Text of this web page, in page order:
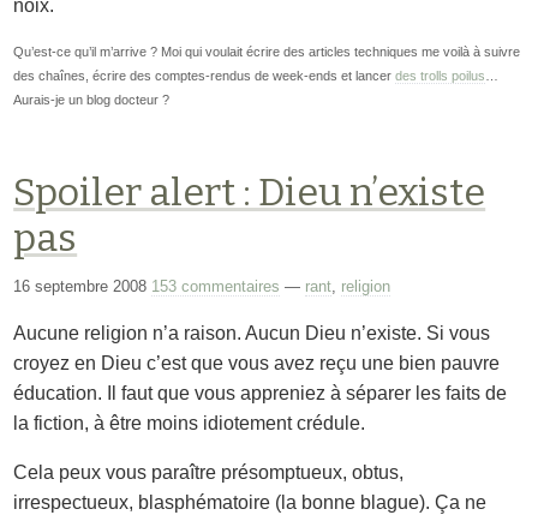
noix.
Qu’est-ce qu’il m’arrive ? Moi qui voulait écrire des articles techniques me voilà à suivre
des chaînes, écrire des comptes-rendus de week-ends et lancerdes trolls poilus
Aurais-je un blog docteur ?
Spoiler alert : Dieu n’existe
pas
16 septembre 2008 153 commentaires — rant, religion
Aucune religion n’a raison. Aucun Dieu n’existe. Si vous
croyez en Dieu c’est que vous avez reçu une bien pauvre
éducation. Il faut que vous appreniez à séparer les faits de
la fiction, à être moins idiotement crédule.
Cela peux vous paraître présomptueux, obtus,
irrespectueux, blasphématoire (la bonne blague). Ça ne